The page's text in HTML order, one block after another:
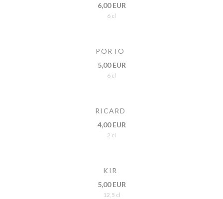
6,00 EUR
6 cl
PORTO
5,00 EUR
6 cl
RICARD
4,00 EUR
2 cl
KIR
5,00 EUR
12,5 cl